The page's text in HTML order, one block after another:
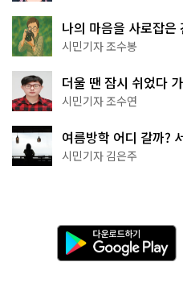
나의 마음을 사로잡
상작 공개!
시민기자 조수봉
더울 땐 잠시 쉬었다
·무더위쉼터까지
시민기자 조수연
여름방학 어디 갈까?
추천
시민기자 김은주
다
운
로